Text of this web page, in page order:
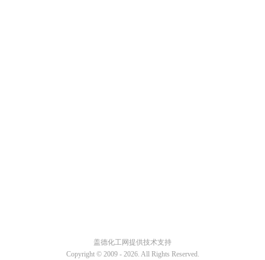
盖德化工网提供技术支持
Copyright © 2009 - 2026. All Rights Reserved.